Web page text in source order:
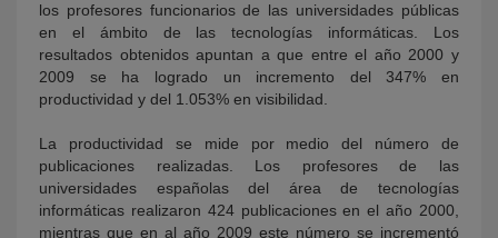
los profesores funcionarios de las universidades públicas
en el ámbito de las tecnologías informáticas. Los
resultados obtenidos apuntan a que entre el año 2000 y
2009 se ha logrado un incremento del 347% en
productividad y del 1.053% en visibilidad.
La productividad se mide por medio del número de
publicaciones realizadas. Los profesores de las
universidades españolas del área de tecnologías
informáticas realizaron 424 publicaciones en el año 2000,
mientras que en al año 2009 este número se incrementó